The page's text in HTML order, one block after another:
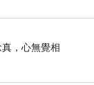
所以我馬上
，心無覺相